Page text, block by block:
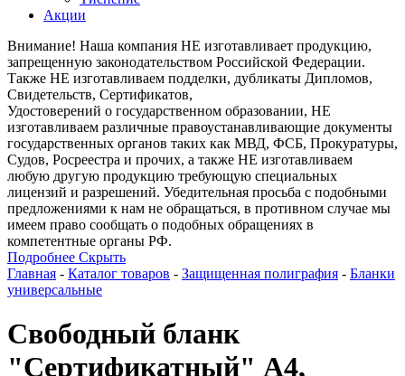
Акции
Внимание! Наша компания НЕ изготавливает продукцию,
запрещенную законодательством Российской Федерации.
Также НЕ изготавливаем подделки, дубликаты Дипломов,
Свидетельств, Сертификатов,
Удостоверений о государственном образовании, НЕ
изготавливаем различные правоустанавливающие документы
государственных органов таких как МВД, ФСБ, Прокуратуры,
Судов, Росреестра и прочих, а также НЕ изготавливаем
любую другую продукцию требующую специальных
лицензий и разрешений. Убедительная просьба с подобными
предложениями к нам не обращаться, в противном случае мы
имеем право сообщать о подобных обращениях в
компетентные органы РФ.
Подробнее Скрыть
Главная - Каталог товаров - Защищенная полиграфия - Бланки
универсальные
Свободный бланк
"Сертификатный" А4,